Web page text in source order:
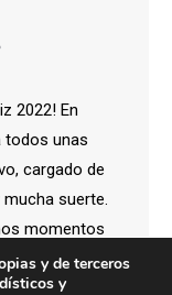
2022! En
todos unas
cargado de
suerte.
momentos
tan
y de terceros
y